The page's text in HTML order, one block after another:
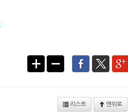
리스트 맨위로